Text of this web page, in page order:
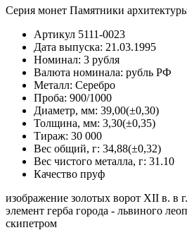
Серия монет Памятники
Артикул 5111-0023
Дата выпуска: 21.03.1995
Номинал: 3 рубля
Валюта номинала: рубль РФ
Металл: Серебро
Проба: 900/1000
Диаметр, мм: 39,00(±0,30)
Толщина, мм: 3,30(±0,35)
Тираж: 30 000
Вес общий, г: 34,88(±0,32)
Вес чистого металла, г: 31.10
Качество пруф
изображение золотых ворот XII в. в
элемент герба города - львиного
скипетром